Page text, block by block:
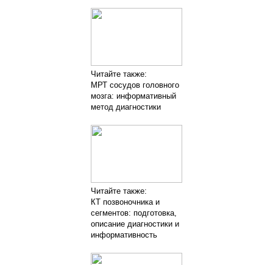
Читайте также:
МРТ сосудов головного
мозга: информативный
метод диагностики
Читайте также:
КТ позвоночника и
сегментов: подготовка,
описание диагностики и
информативность